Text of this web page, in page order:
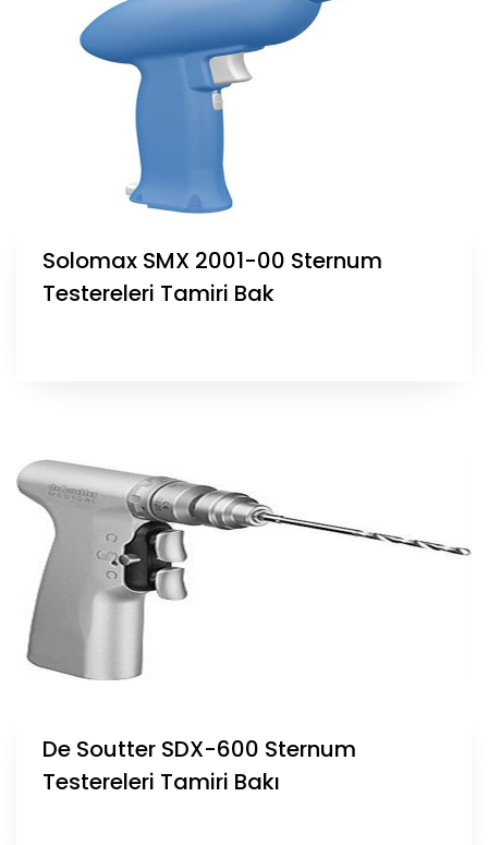
Solomax SMX 2001-00 Sternum
Testereleri Tamiri Bak
De Soutter SDX-600 Sternum
Testereleri Tamiri Bakı